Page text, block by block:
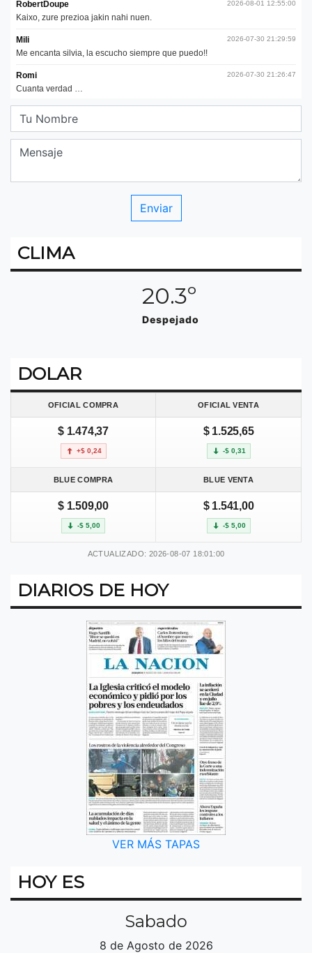
CLIMA
20.3º
Despejado
DOLAR
OFICIAL COMPRA OFICIAL VENTA
$ 1.474,37
+$ 0,24
$ 1.525,65
-$ 0,31
BLUE COMPRA BLUE VENTA
$ 1.509,00
-$ 5,00
$ 1.541,00
-$ 5,00
ACTUALIZADO: 2026-08-07 18:01:00
DIARIOS DE HOY
VER MÁS TAPAS
HOY ES
Sabado
8 de Agosto de 2026